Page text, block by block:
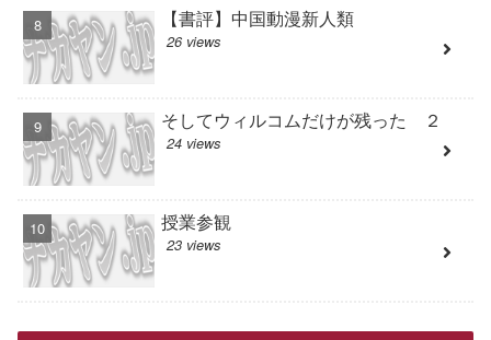
【書評】中国動漫新人類
26 views
そしてウィルコムだけが残った ２
24 views
授業参観
23 views